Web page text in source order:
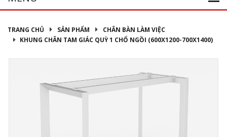
TRANG CHỦ SẢN PHẨM
CHÂN BÀN LÀM VIỆC
KHUNG CHÂN TAM GIÁC QUỲ 1 CHỔ NGỒI (600X1200-700X1400)